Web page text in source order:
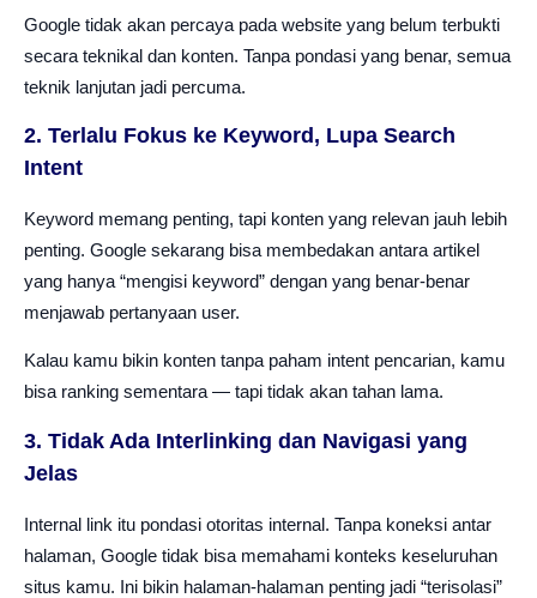
Google tidak akan percaya pada website yang belum terbukti
secara teknikal dan konten. Tanpa pondasi yang benar, semua
teknik lanjutan jadi percuma.
2. Terlalu Fokus ke Keyword, Lupa Search
Intent
Keyword memang penting, tapi konten yang relevan jauh lebih
penting. Google sekarang bisa membedakan antara artikel
yang hanya “mengisi keyword” dengan yang benar-benar
menjawab pertanyaan user.
Kalau kamu bikin konten tanpa paham intent pencarian, kamu
bisa ranking sementara — tapi tidak akan tahan lama.
3. Tidak Ada Interlinking dan Navigasi yang
Jelas
Internal link itu pondasi otoritas internal. Tanpa koneksi antar
halaman, Google tidak bisa memahami konteks keseluruhan
situs kamu. Ini bikin halaman-halaman penting jadi “terisolasi”